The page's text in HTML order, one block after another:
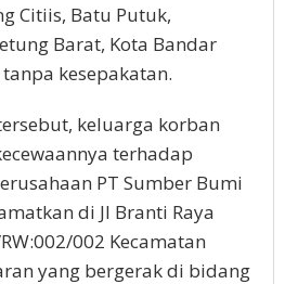
Citiis, Batu Putuk,
Barat, Kota Bandar
kesepakatan.
keluarga korban
terhadap
PT Sumber Bumi
di Jl Branti Raya
002 Kecamatan
yang bergerak di bidang